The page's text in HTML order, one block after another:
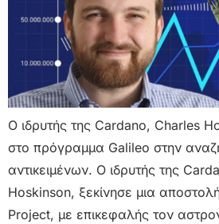
Ο ιδρυτής της Cardano, Charles
στο πρόγραμμα Galileo στην
αντικειμένων. Ο ιδρυτής της
Hoskinson, ξεκίνησε μια
Project, με επικεφαλής τον